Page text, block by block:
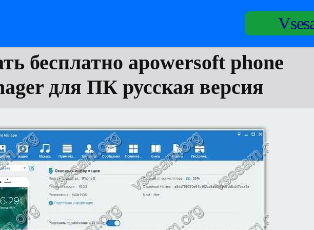
бесплатно apowersoft phone
для ПК русская версия